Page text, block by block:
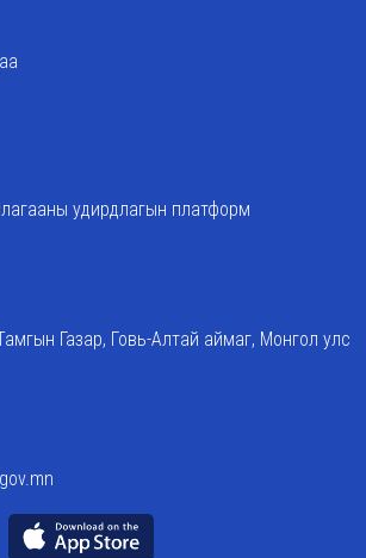
удирдлагын платформ
Газар, Говь-Алтай аймаг, Монгол улс